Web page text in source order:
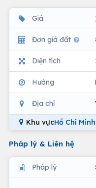
Giá
Đơn giá đất
Diện tích
Hướng
Địa chỉ
Khu vựcHồ Chí Minh
Pháp lý & Liên hệ
Pháp lý